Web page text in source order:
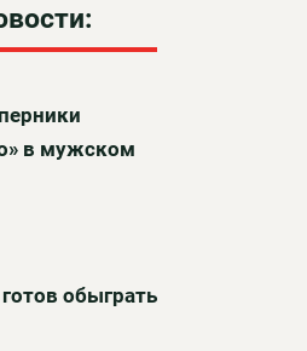
в мужском
обыграть